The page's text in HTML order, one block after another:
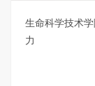
生命科学技术
力